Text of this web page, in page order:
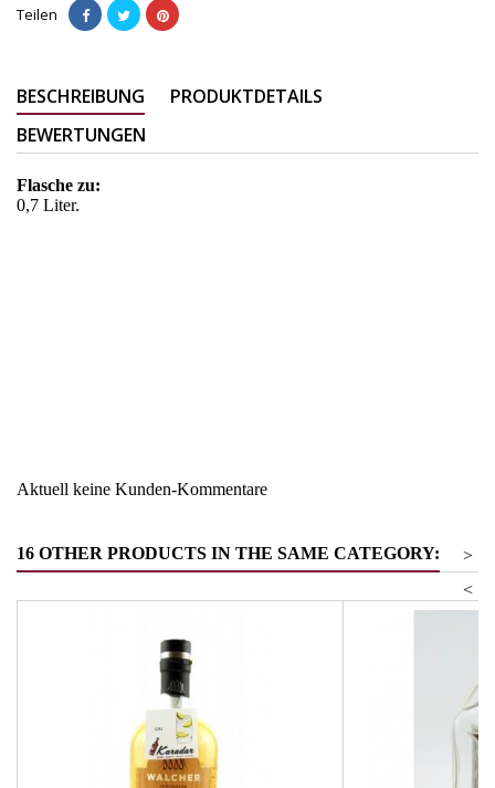
Teilen
BESCHREIBUNG
PRODUKTDETAILS
BEWERTUNGEN
Flasche zu:
0,7 Liter.
Aktuell keine Kunden-Kommentare
16 OTHER PRODUCTS IN THE SAME CATEGORY:
>
<